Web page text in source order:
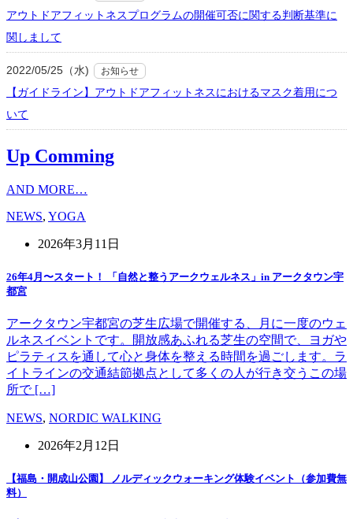
アウトドアフィットネスプログラムの開催可否に関する判断基準に
関しまして
2022/05/25（水) お知らせ
【ガイドライン】アウトドアフィットネスにおけるマスク着用につ
いて
Up Comming
AND MORE…
NEWS, YOGA
2026年3月11日
26年4月〜スタート！ 「自然と整うアークウェルネス」in アークタウン宇
都宮
アークタウン宇都宮の芝生広場で開催する、月に一度のウェ
ルネスイベントです。開放感あふれる芝生の空間で、ヨガや
ピラティスを通して心と身体を整える時間を過ごします。ラ
イトラインの交通結節拠点として多くの人が行き交うこの場
所で […]
NEWS, NORDIC WALKING
2026年2月12日
【福島・開成山公園】 ノルディックウォーキング体験イベント（参加費無
料）